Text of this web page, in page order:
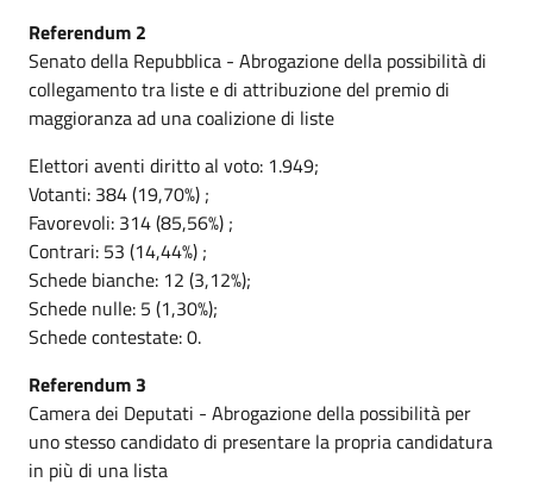
Referendum 2
Senato della Repubblica - Abrogazione della possibilità di
collegamento tra liste e di attribuzione del premio di
maggioranza ad una coalizione di liste
Elettori aventi diritto al voto: 1.949;
Votanti: 384 (19,70%) ;
Favorevoli: 314 (85,56%) ;
Contrari: 53 (14,44%) ;
Schede bianche: 12 (3,12%);
Schede nulle: 5 (1,30%);
Schede contestate: 0.
Referendum 3
Camera dei Deputati - Abrogazione della possibilità per
uno stesso candidato di presentare la propria candidatura
in più di una lista